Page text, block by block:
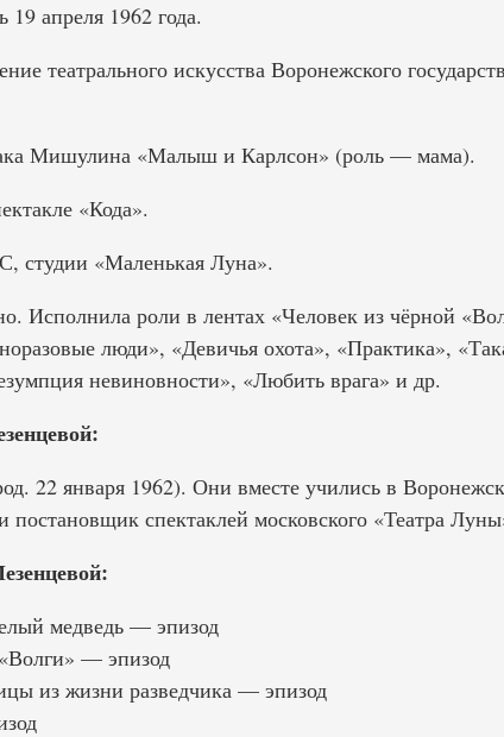
апреля 1962 года.
театрального искусства Воронежского
Мишулина «Малыш и Карлсон» (роль — мама).
«Кода».
студии «Маленькая Луна».
Исполнила роли в лентах «Человек из чёрной
люди», «Девичья охота», «Практика»,
невиновности», «Любить врага» и др.
22 января 1962). Они вместе учились в
постановщик спектаклей московского «Театра
медведь — эпизод
— эпизод
из жизни разведчика — эпизод